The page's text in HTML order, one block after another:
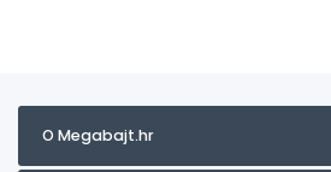
O Megabajt.hr